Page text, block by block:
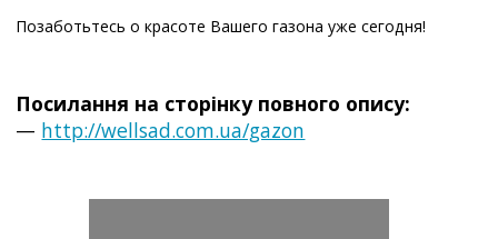
Позаботьтесь о красоте Вашего газона уже сегодня!
Посилання на сторінку повного опису:
— http://wellsad.com.ua/gazon